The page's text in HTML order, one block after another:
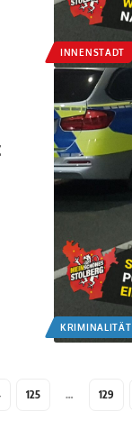
INNENSTADT
KRIMINALITÄT
125 … 129